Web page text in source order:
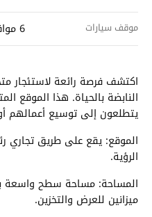
موقف سيارات 6 مواقف
اكتشف فرصة رائعة لاستئجار
النابضة بالحياة. هذا الموقع
يتطلعون إلى توسيع أعمالهم
الموقع: يقع على طريق
الرؤية.
ميزانين للعرض والتخزين.